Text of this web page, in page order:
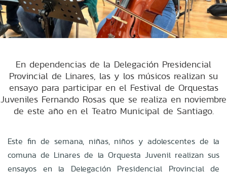
En dependencias de la Delegación Presidencial
Provincial de Linares, las y los músicos realizan su
ensayo para participar en el Festival de Orquestas
Juveniles Fernando Rosas que se realiza en noviembre
de este año en el Teatro Municipal de Santiago.
Este fin de semana, niñas, niños y adolescentes de la
comuna de Linares de la Orquesta Juvenil realizan sus
ensayos en la Delegación Presidencial Provincial de